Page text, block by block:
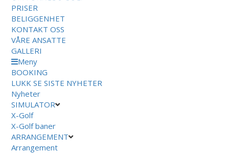
PRISER
BELIGGENHET
KONTAKT OSS
VÅRE ANSATTE
GALLERI
Meny
BOOKING
LUKK SE SISTE NYHETER
Nyheter
SIMULATOR
X-Golf
X-Golf baner
ARRANGEMENT
Arrangement